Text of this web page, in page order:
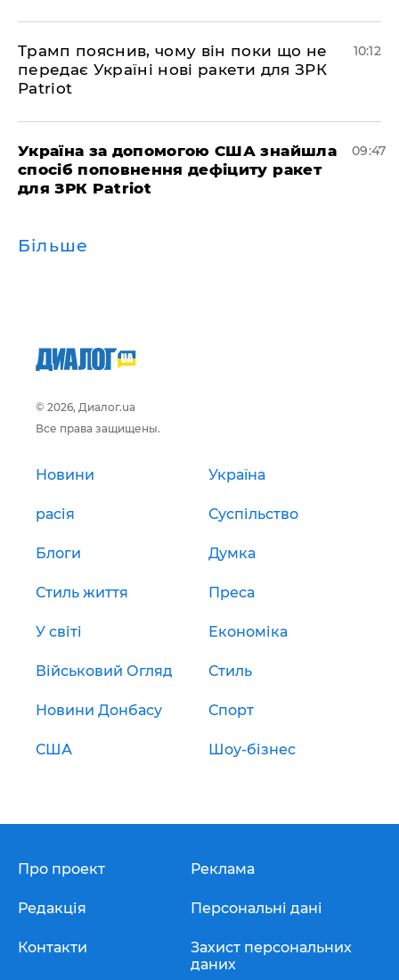
Трамп пояснив, чому він поки що не
передає Україні нові ракети для ЗРК
Patriot
10:12
Україна за допомогою США знайшла
спосіб поповнення дефіциту ракет
для ЗРК Patriot
09:47
Більше
© 2026, Диалог.ua
Все права защищены.
Новини Україна
расія Суспільство
Блоги Думка
Стиль життя Преса
У світі Економіка
Військовий Огляд Стиль
Новини Донбасу Спорт
США Шоу-бізнес
Про проект
Редакція
Контакти
Реклама
Персональні дані
Захист персональних
даних